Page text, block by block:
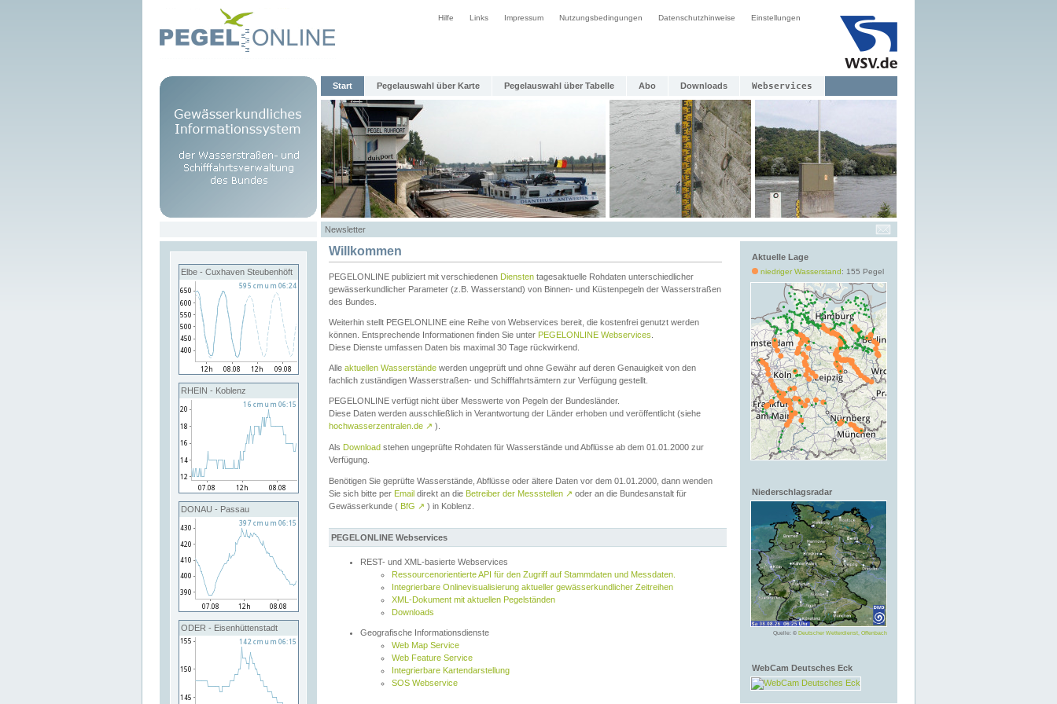
Hilfe Links Impressum Nutzungsbedingungen Datenschutzhinweise Einstellungen
Start Pegelauswahl über Karte Pegelauswahl über Tabelle Abo Downloads Webservices
Newsletter
Elbe - Cuxhaven Steubenhöft
RHEIN - Koblenz
DONAU - Passau
ODER - Eisenhüttenstadt
Aktuelle Lage
niedriger Wasserstand: 155 Pegel
Niederschlagsradar
Quelle: © Deutscher Wetterdienst, Offenbach
WebCam Deutsches Eck
Willkommen
PEGELONLINE publiziert mit verschiedenen Diensten tagesaktuelle Rohdaten unterschiedlicher
gewässerkundlicher Parameter (z.B. Wasserstand) von Binnen- und Küstenpegeln der Wasserstraßen
des Bundes.
Weiterhin stellt PEGELONLINE eine Reihe von Webservices bereit, die kostenfrei genutzt werden
können. Entsprechende Informationen finden Sie unter PEGELONLINE Webservices
Diese Dienste umfassen Daten bis maximal 30 Tage rückwirkend.
Alle aktuellen Wasserstände werden ungeprüft und ohne Gewähr auf deren Genauigkeit von den
fachlich zuständigen Wasserstraßen- und Schifffahrtsämtern zur Verfügung gestellt.
PEGELONLINE verfügt nicht über Messwerte von Pegeln der Bundesländer.
Diese Daten werden ausschließlich in Verantwortung der Länder erhoben und veröffentlicht (siehe
hochwasserzentralen.de ↗ ).
Als Download stehen ungeprüfte Rohdaten für Wasserstände und Abflüsse ab dem 01.01.2000 zur
Verfügung.
Benötigen Sie geprüfte Wasserstände, Abflüsse oder ältere Daten vor dem 01.01.2000, dann wenden
Sie sich bitte per Email direkt an die Betreiber der Messstellen ↗ oder an die Bundesanstalt für
Gewässerkunde ( BfG ↗ ) in Koblenz.
PEGELONLINE Webservices
REST- und XML-basierte Webservices
Ressourcenorientierte API für den Zugriff auf Stammdaten und Messdaten.
Integrierbare Onlinevisualisierung aktueller gewässerkundlicher Zeitreihen
XML-Dokument mit aktuellen Pegelständen
Downloads
Geografische Informationsdienste
Web Map Service
Web Feature Service
Integrierbare Kartendarstellung
SOS Webservice